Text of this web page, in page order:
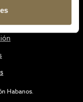
Habanos.